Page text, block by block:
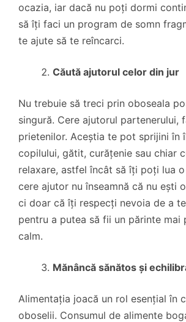
ocazia, iar dacă nu poți dormi
să îți faci un program de somn
te ajute să te reîncarci.
Căută ajutorul celor din jur
Nu trebuie să treci prin oboseala
singură. Cere ajutorul partenerului,
prietenilor. Aceștia te pot sprijini în
copilului, gătit, curățenie sau chiar
relaxare, astfel încât să îți poți lua
cere ajutor nu înseamnă că nu ești
ci doar că îți respecți nevoia de a
pentru a putea să fii un părinte mai
calm.
Mănâncă sănătos și
Alimentația joacă un rol esențial în
oboselii. Consumul de alimente